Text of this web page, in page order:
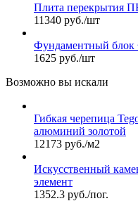
Плита перекрытия
11340 руб./шт
Фундаментный
1625 руб./шт
Возможно вы искали
Гибкая черепица
алюминий золотой
12173 руб./м2
Искусственный
элемент
1352.3 руб./пог.